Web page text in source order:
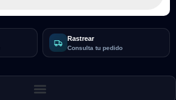
Rastrear
Consulta tu pedido